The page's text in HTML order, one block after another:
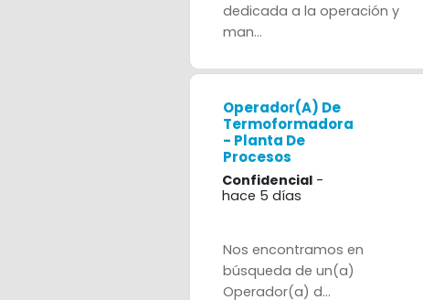
dedicada a la operación y
man...
Operador(a) De
Termoformadora
- Planta De
Procesos
Confidencial -
hace 5 días
Nos encontramos en
búsqueda de un(a)
Operador(a) d...